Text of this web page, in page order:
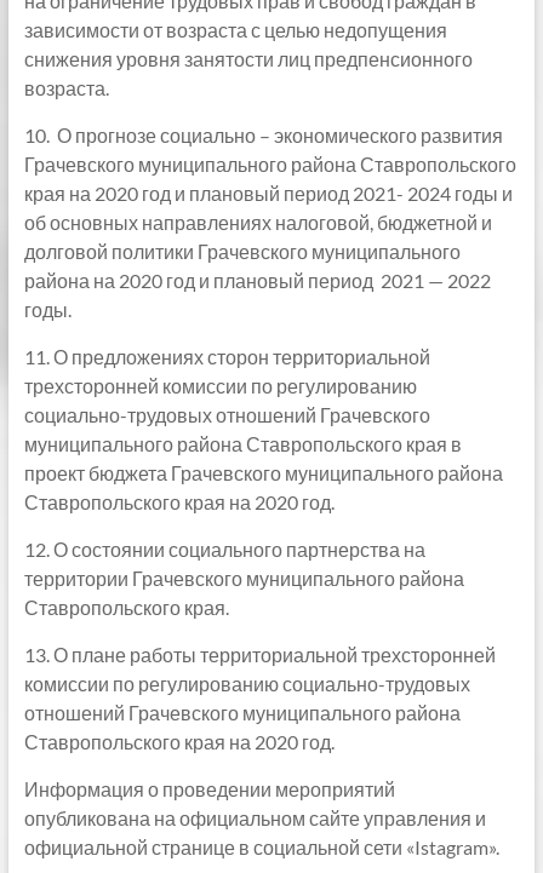
зависимости от возраста с целью недопущения
снижения уровня занятости лиц предпенсионного
возраста.
10. О прогнозе социально – экономического развития
Грачевского муниципального района Ставропольского
края на 2020 год и плановый период 2021- 2024 годы и
об основных направлениях налоговой, бюджетной и
долговой политики Грачевского муниципального
района на 2020 год и плановый период 2021 — 2022
годы.
11. О предложениях сторон территориальной
трехсторонней комиссии по регулированию
социально-трудовых отношений Грачевского
муниципального района Ставропольского края в
проект бюджета Грачевского муниципального района
Ставропольского края на 2020 год.
12. О состоянии социального партнерства на
территории Грачевского муниципального района
Ставропольского края.
13. О плане работы территориальной трехсторонней
комиссии по регулированию социально-трудовых
отношений Грачевского муниципального района
Ставропольского края на 2020 год.
Информация о проведении мероприятий
опубликована на официальном сайте управления и
официальной странице в социальной сети «Istagram».